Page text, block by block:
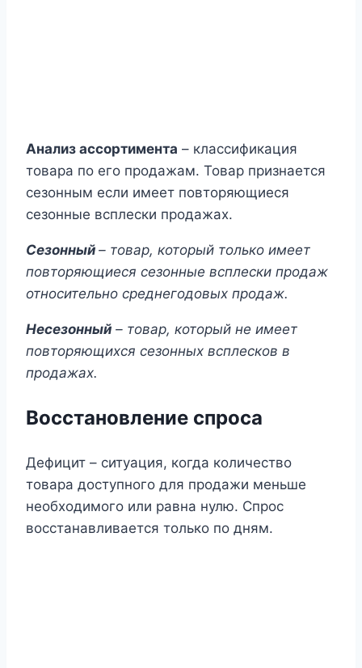
Анализ ассортимента – классификация
товара по его продажам. Товар признается
сезонным если имеет повторяющиеся
сезонные всплески продажах.
Сезонный ­­ – товар, который только имеет
повторяющиеся сезонные всплески продаж
относительно среднегодовых продаж.
Несезонный – товар, который не имеет
повторяющихся сезонных всплесков в
продажах.
Восстановление спроса
Дефицит – ситуация, когда количество
товара доступного для продажи меньше
необходимого или равна нулю. Спрос
восстанавливается только по дням.